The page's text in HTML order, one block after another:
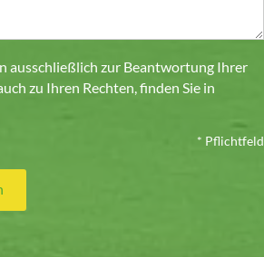
ausschließlich zur Beantwortung Ihrer
zu Ihren Rechten, finden Sie in
* Pflichtfeld